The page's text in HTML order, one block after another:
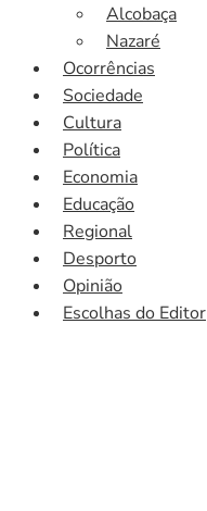
Alcobaça
Nazaré
Ocorrências
Sociedade
Cultura
Política
Economia
Educação
Regional
Desporto
Opinião
Escolhas do Editor